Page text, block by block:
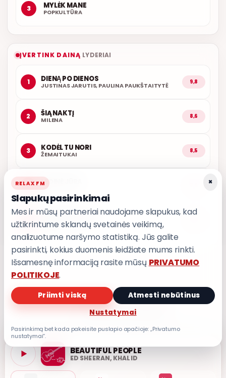
3 MYLĖK MANE
POPKULTŪRA
ĮVERTINK DAINĄ LYDERIAI
1 DIENĄ PO DIENOS
JUSTINAS JARUTIS, PAULINA PAUKŠTAITYTĖ 9,8
2 ŠIĄ NAKTĮ
MILENA 8,6
3 KODĖL TU NORI
ŽEMAITUKAI 8,5
4 LEDINĖ JŪRA
LEISK PRIPAŽINTI
GRUPĖ 2
PRIVATUMO POLITIKA
Privatumo nustatymai
BEAUTIFUL PEOPLE
ED SHEERAN, KHALID
×
RELAX FM
Slapukų pasirinkimai
Mes ir mūsų partneriai naudojame slapukus, kad
užtikrintume sklandų svetainės veikimą,
analizuotume naršymo statistiką. Jūs galite
pasirinkti, kokius duomenis leidžiate mums rinkti.
Išsamesnę informaciją rasite mūsų PRIVATUMO
POLITIKOJE.
Priimti viską
Atmesti nebūtinus
Nustatymai
Pasirinkimą bet kada pakeisite puslapio apačioje: „Privatumo
nustatymai“.